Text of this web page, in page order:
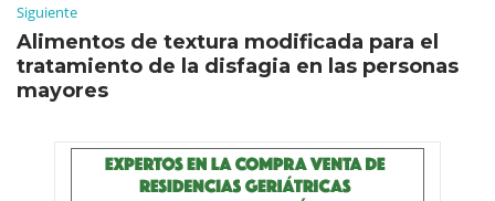
Siguiente
Alimentos de textura modificada para el
tratamiento de la disfagia en las personas
mayores